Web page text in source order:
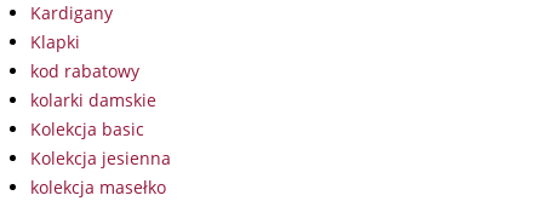
Kardigany
Klapki
kod rabatowy
kolarki damskie
Kolekcja basic
Kolekcja jesienna
kolekcja masełko